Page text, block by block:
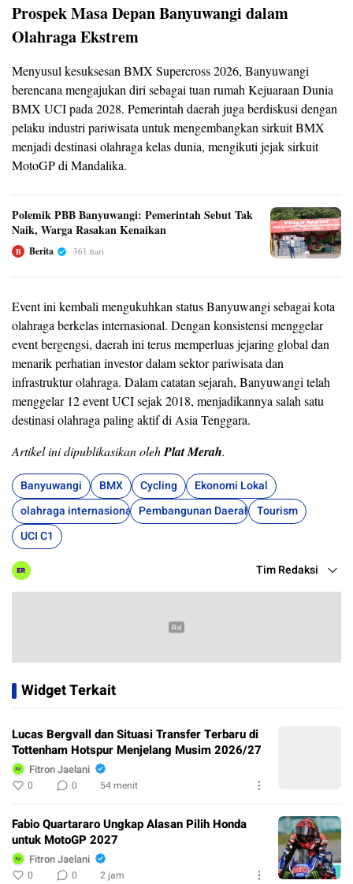
Prospek Masa Depan Banyuwangi dalam
Olahraga Ekstrem
Menyusul kesuksesan BMX Supercross 2026, Banyuwangi
berencana mengajukan diri sebagai tuan rumah Kejuaraan Dunia
BMX UCI pada 2028. Pemerintah daerah juga berdiskusi dengan
pelaku industri pariwisata untuk mengembangkan sirkuit BMX
menjadi destinasi olahraga kelas dunia, mengikuti jejak sirkuit
MotoGP di Mandalika.
Polemik PBB Banyuwangi: Pemerintah Sebut Tak
Naik, Warga Rasakan Kenaikan
B Berita 361 hari
Event ini kembali mengukuhkan status Banyuwangi sebagai kota
olahraga berkelas internasional. Dengan konsistensi menggelar
event bergengsi, daerah ini terus memperluas jejaring global dan
menarik perhatian investor dalam sektor pariwisata dan
infrastruktur olahraga. Dalam catatan sejarah, Banyuwangi telah
menggelar 12 event UCI sejak 2018, menjadikannya salah satu
destinasi olahraga paling aktif di Asia Tenggara.
Artikel ini dipublikasikan olehPlat Merah.
Banyuwangi BMX Cycling
Ekonomi Lokal
olahraga internasional Pembangunan Daerah Tourism
UCI C1
Tim Redaksi
Widget Terkait
Lucas Bergvall dan Situasi Transfer Terbaru di
Tottenham Hotspur Menjelang Musim 2026/27
Fitron Jaelani
0 0 54 menit
Fabio Quartararo Ungkap Alasan Pilih Honda
untuk MotoGP 2027
Fitron Jaelani
0 0 2 jam